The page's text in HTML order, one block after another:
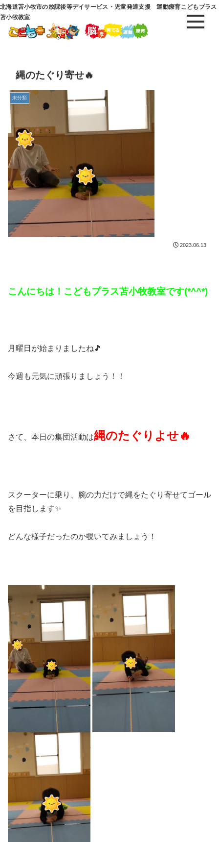
北海道苫小牧市の放課後等デイサービス・児童発達支援 運動療育こどもプラス
苫小牧教室
縄のたぐり寄せ🔥
未分類
2023.06.13
こんにちは！こどもプラス苫小牧教室です(*^^*)
月曜日が始まりましたね🎵
今週も元気に頑張りましょう！！
さて、本日の集団活動は縄のたぐりよせ🔥
スクーターに乗り、腕の力だけで縄をたぐり寄せてゴール
を目指します✨
どんな様子だったのか覗いてみましょう！